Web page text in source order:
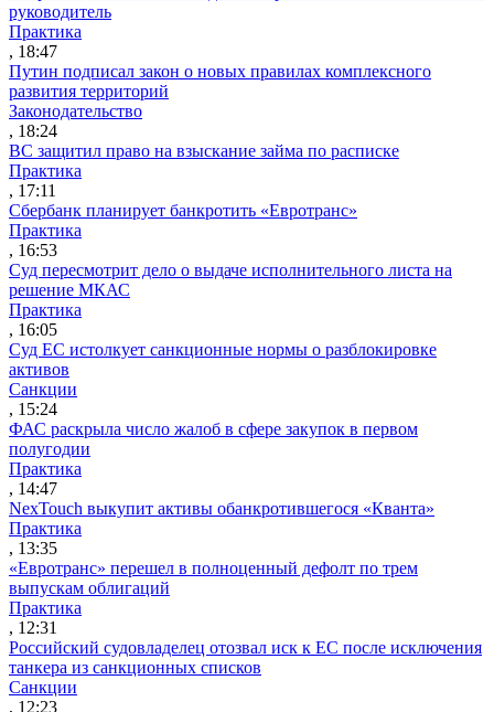
руководитель
Практика
, 18:47
Путин подписал закон о новых правилах комплексного
развития территорий
Законодательство
, 18:24
ВС защитил право на взыскание займа по расписке
Практика
, 17:11
Сбербанк планирует банкротить «Евротранс»
Практика
, 16:53
Суд пересмотрит дело о выдаче исполнительного листа на
решение МКАС
Практика
, 16:05
Суд ЕС истолкует санкционные нормы о разблокировке
активов
Санкции
, 15:24
ФАС раскрыла число жалоб в сфере закупок в первом
полугодии
Практика
, 14:47
NexTouch выкупит активы обанкротившегося «Кванта»
Практика
, 13:35
«Евротранс» перешел в полноценный дефолт по трем
выпускам облигаций
Практика
, 12:31
Российский судовладелец отозвал иск к ЕС после исключения
танкера из санкционных списков
Санкции
, 12:23